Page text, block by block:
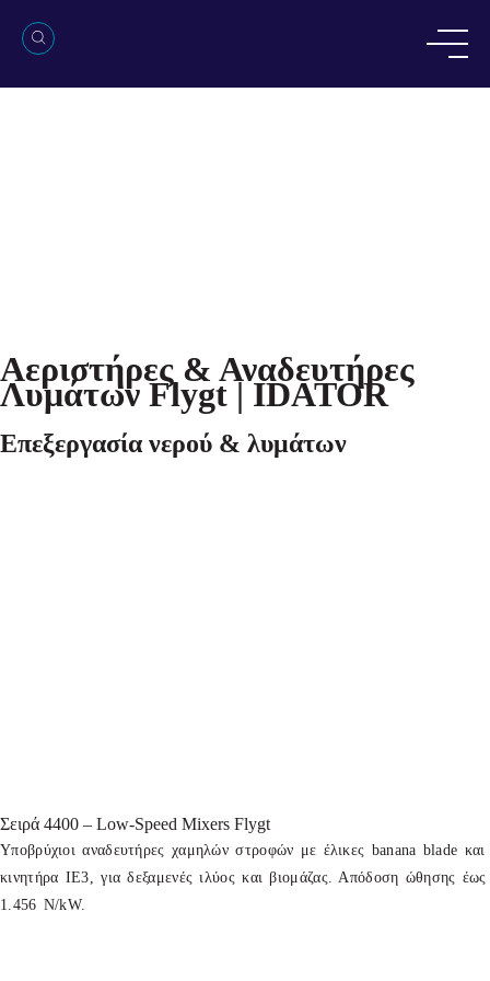
Αεριστήρες & Αναδευτήρες
Λυμάτων Flygt | IDATOR
Επεξεργασία νερού & λυμάτων
Σειρά 4400 – Low-Speed Mixers Flygt
Υποβρύχιοι αναδευτήρες χαμηλών στροφών με έλικες banana blade και
κινητήρα IE3, για δεξαμενές ιλύος και βιομάζας. Απόδοση ώθησης έως
1.456 N/kW.